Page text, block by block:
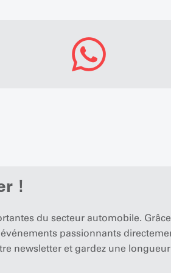
!
du secteur automobile.
passionnants
newsletter et gardez une